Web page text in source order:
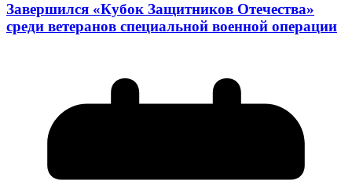
Завершился «Кубок Защитников Отечества»
среди ветеранов специальной военной операции